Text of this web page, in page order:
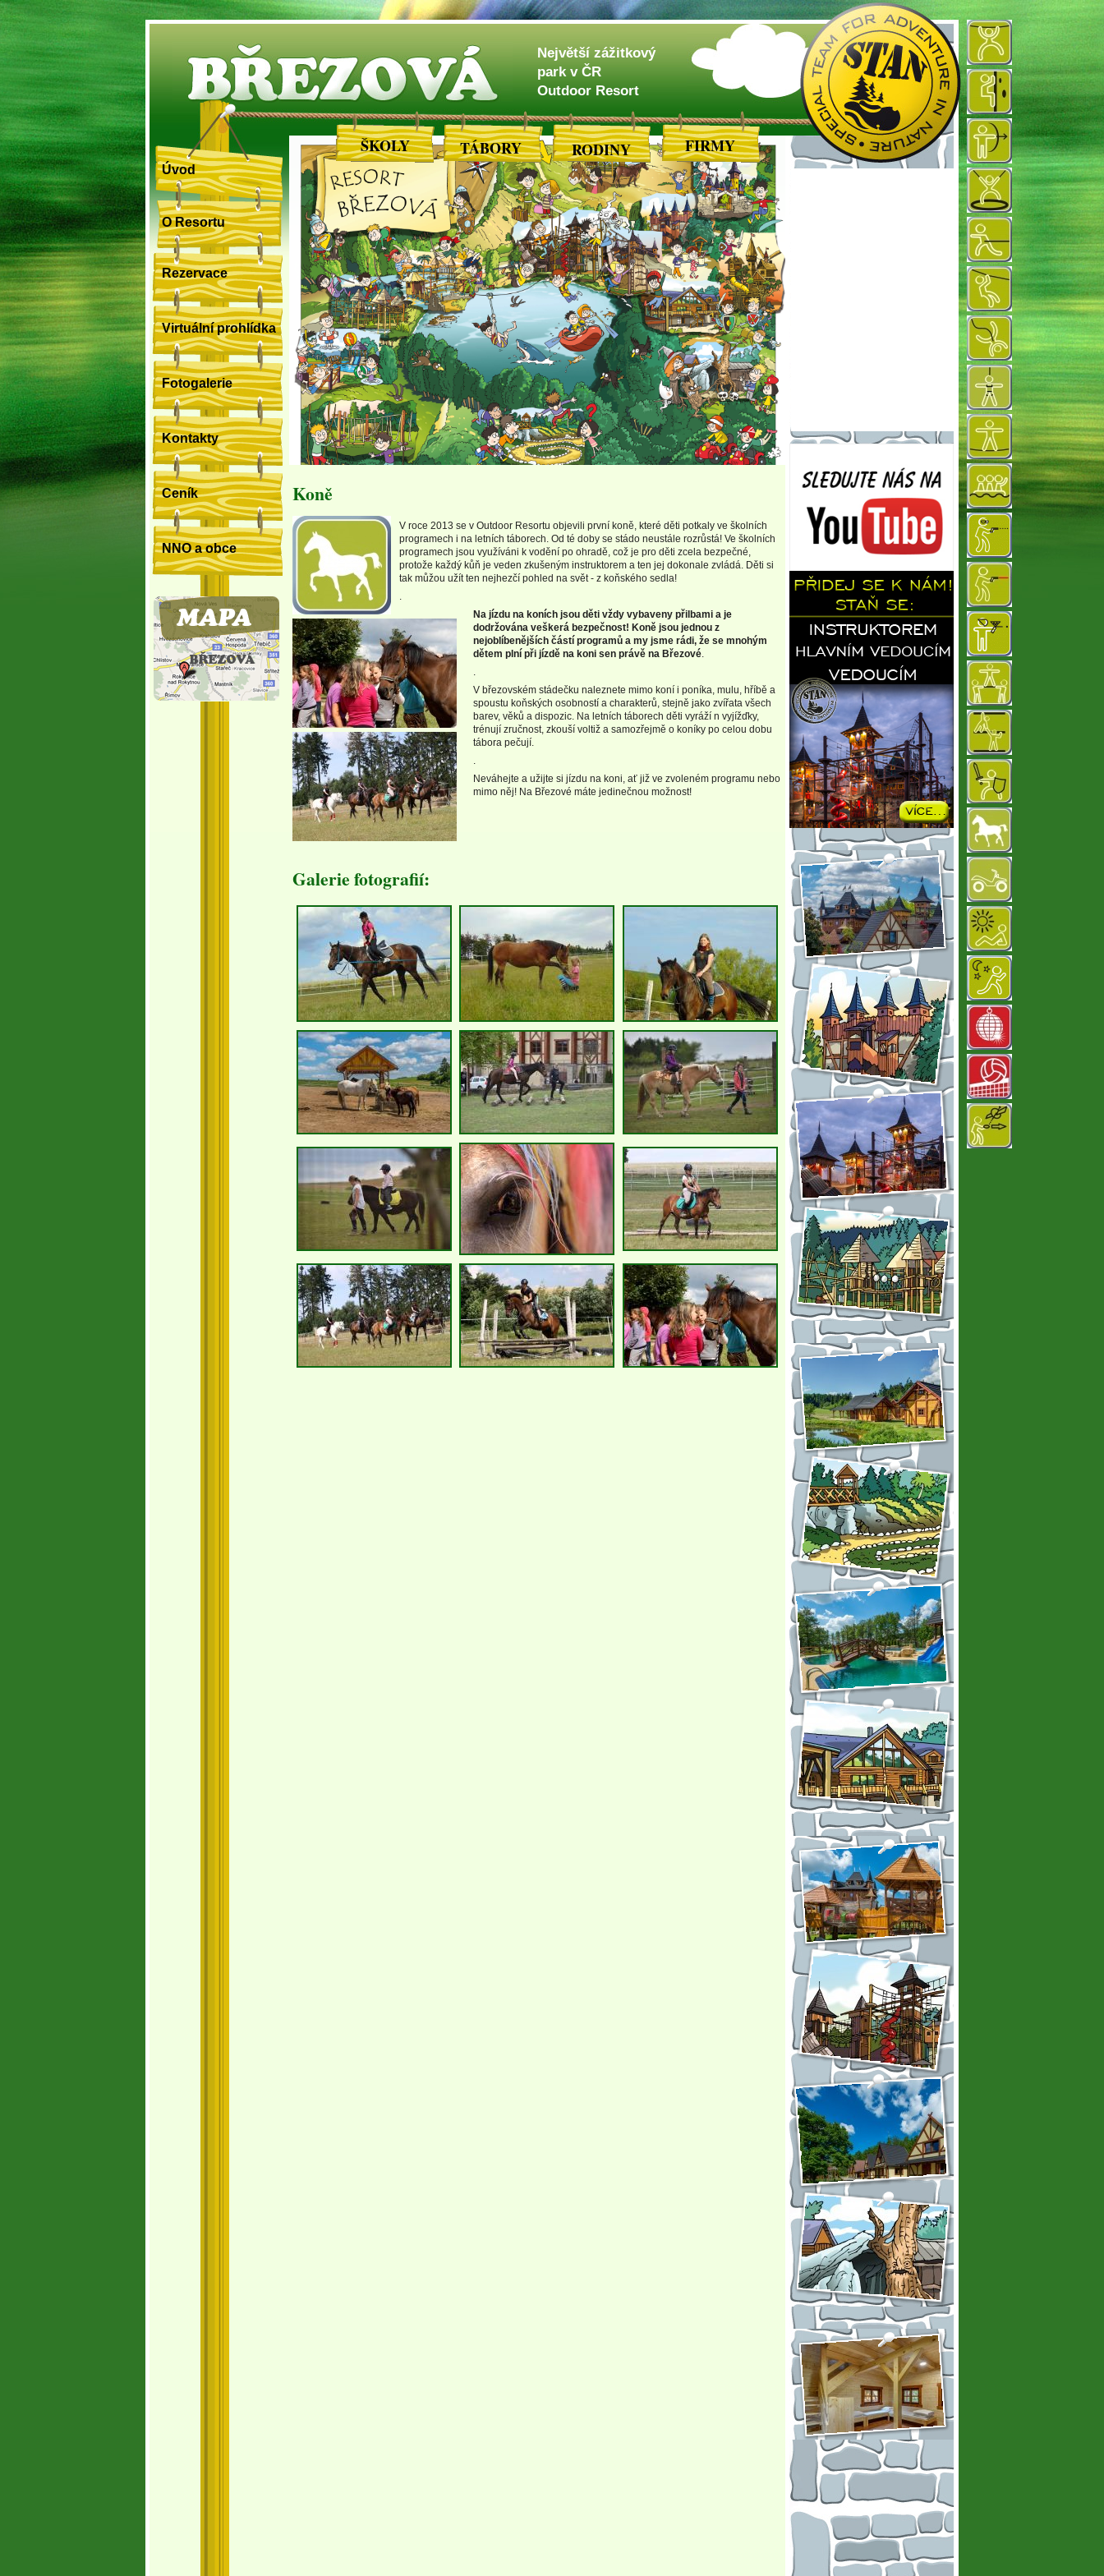
BŘEZOVÁ
Největší zážitkový
park v ČR
Outdoor Resort
Koně
V roce 2013 se v Outdoor Resortu objevili první koně, které děti potkaly ve školních
programech i na letních táborech. Od té doby se stádo neustále rozrůstá! Ve školních
programech jsou využíváni k vodění po ohradě, což je pro děti zcela bezpečné,
protože každý kůň je veden zkušeným instruktorem a ten jej dokonale zvládá. Děti si
tak můžou užít ten nejhezčí pohled na svět - z koňského sedla!
.
Na jízdu na koních jsou děti vždy vybaveny přilbami a je
dodržována veškerá bezpečnost! Koně jsou jednou z
nejoblíbenějších částí programů a my jsme rádi, že se mnohým
dětem plní při jízdě na koni sen právě na Březové.
.
V březovském stádečku naleznete mimo koní i poníka, mulu, hříbě a
spoustu koňských osobností a charakterů, stejně jako zvířata všech
barev, věků a dispozic. Na letních táborech děti vyráží n vyjížďky,
trénují zručnost, zkouší voltiž a samozřejmě o koníky po celou dobu
tábora pečují.
.
Neváhejte a užijte si jízdu na koni, ať již ve zvoleném programu nebo
mimo něj! Na Březové máte jedinečnou možnost!
Galerie fotografií:
Úvod
O Resortu
Rezervace
Virtuální prohlídka
Fotogalerie
Kontakty
Ceník
NNO a obce
ŠKOLY TÁBORY RODINY FIRMY